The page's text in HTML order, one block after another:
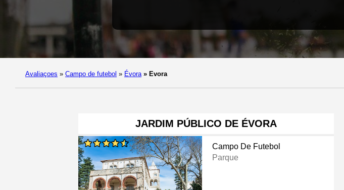
Avaliaçoes » Campo de futebol » Évora » Evora
JARDIM PÚBLICO DE ÉVORA
Campo De Futebol
Parque